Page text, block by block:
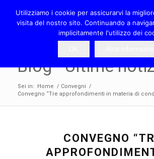
Blog - Ultime
Sei in: Home / Convegni /
Convegno “Tre approfondimenti in materia di
CONVEGNO
Utilizziamo i cookie per assicurarvi la
visita del nostro sito. Continuando a
implicitamente l'utilizzo dei